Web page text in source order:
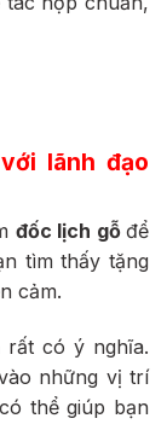
lãnh đạo
đốc lịch gỗđể
tìm thấy tặng
cảm.
có ý nghĩa.
những vị trí
thể giúp bạn